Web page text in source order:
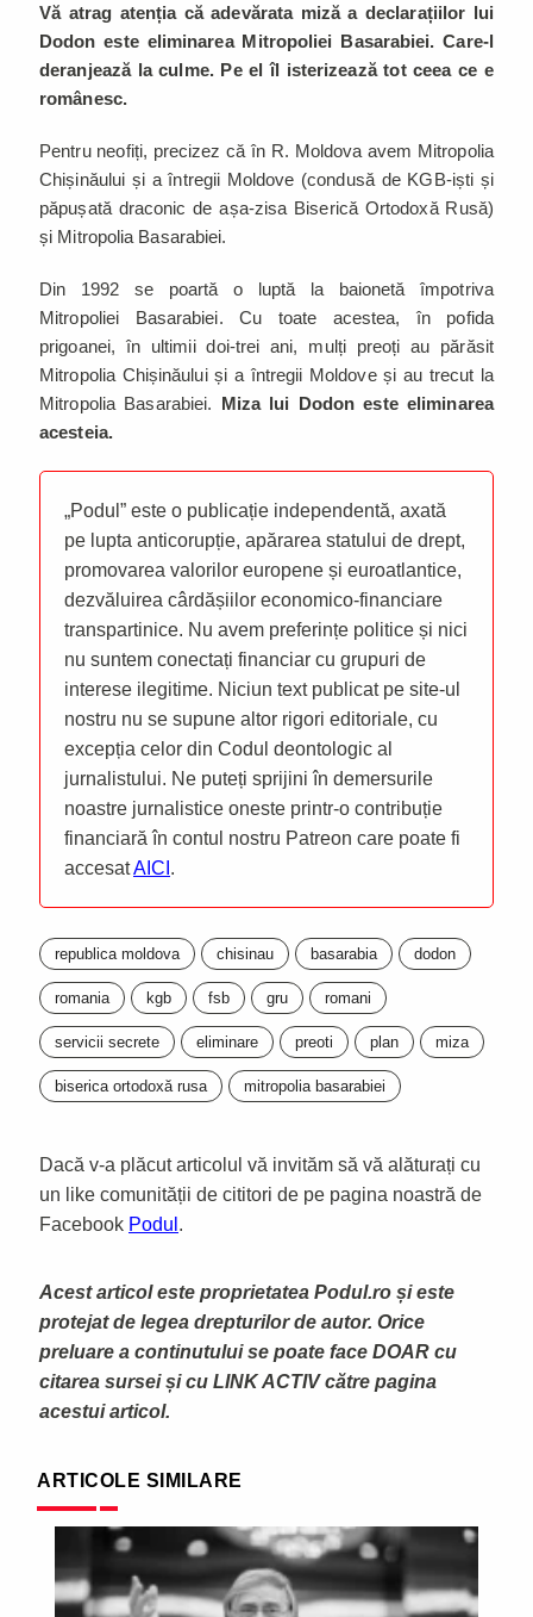
Vă atrag atenția că adevărata miză a declarațiilor lui
Dodon este eliminarea Mitropoliei Basarabiei. Care-l
deranjează la culme. Pe el îl isterizează tot ceea ce e
românesc.
Pentru neofiți, precizez că în R. Moldova avem Mitropolia
Chișinăului și a întregii Moldove (condusă de KGB-iști și
păpușată draconic de așa-zisa Biserică Ortodoxă Rusă)
și Mitropolia Basarabiei.
Din 1992 se poartă o luptă la baionetă împotriva
Mitropoliei Basarabiei. Cu toate acestea, în pofida
prigoanei, în ultimii doi-trei ani, mulți preoți au părăsit
Mitropolia Chișinăului și a întregii Moldove și au trecut la
Mitropolia Basarabiei. Miza lui Dodon este eliminarea
acesteia.
„Podul” este o publicație independentă, axată
pe lupta anticorupție, apărarea statului de drept,
promovarea valorilor europene și euroatlantice,
dezvăluirea cârdășiilor economico-financiare
transpartinice. Nu avem preferințe politice și nici
nu suntem conectați financiar cu grupuri de
interese ilegitime. Niciun text publicat pe site-ul
nostru nu se supune altor rigori editoriale, cu
excepția celor din Codul deontologic al
jurnalistului. Ne puteți sprijini în demersurile
noastre jurnalistice oneste printr-o contribuție
financiară în contul nostru Patreon care poate fi
accesatAICI .
republica moldova chisinau basarabia dodon
romania kgb fsb gru romani
servicii secrete eliminare preoti plan miza
biserica ortodoxă rusa mitropolia basarabiei
Dacă v-a plăcut articolul vă invităm să vă alăturați cu
un like comunității de cititori de pe pagina noastră de
Facebook Podul .
Acest articol este proprietatea Podul.ro și este
protejat de legea drepturilor de autor. Orice
preluare a continutului se poate face DOAR cu
citarea sursei și cu LINK ACTIV către pagina
acestui articol.
ARTICOLE SIMILARE